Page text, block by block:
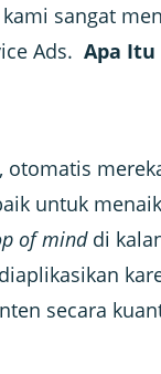
kami sangat
Ads. Apa Itu
untuk
of minddi
secara